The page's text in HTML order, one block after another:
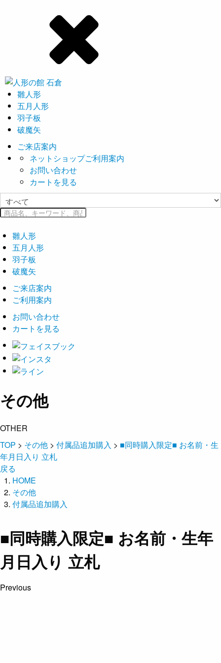
雛人形
五月人形
羽子板
破魔矢
ご来店案内
ネットショップご利用案内
お問い合わせ
カートを見る
雛人形
五月人形
羽子板
破魔矢
ご来店案内
ご利用案内
お問い合わせ
カートを見る
その他
OTHER
TOP > その他 > 付属品追加購入 > ■同時購入限定■ お名前・生
年月日入り 立札
戻る
HOME
その他
付属品追加購入
■同時購入限定■ お名前・生年
月日入り 立札
Previous